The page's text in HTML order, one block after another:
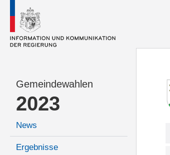
Gemeindewahlen
2023
News
Ergebnisse